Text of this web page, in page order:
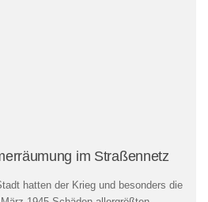
im Straßennetz
hatten der Krieg und besonders die